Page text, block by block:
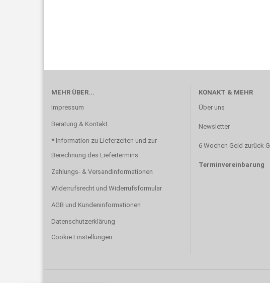
MEHR ÜBER...
Impressum
Beratung & Kontakt
* Information zu Lieferzeiten und zur
Berechnung des Liefertermins
Zahlungs- & Versandinformationen
Widerrufsrecht und Widerrufsformular
AGB und Kundeninformationen
Datenschutzerklärung
Cookie Einstellungen
KONAKT & MEHR
Über uns
Newsletter
6 Wochen Geld zurück
Terminvereinbarung